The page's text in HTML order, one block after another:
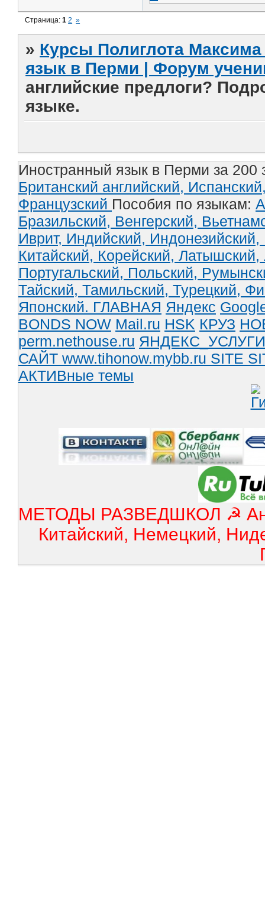
Страница:1 2 »
» Курсы Полиглота
язык в Перми | Форум
английские предлоги?
языке.
Иностранный язык в Перми за 200
Британский английский,
Французский Пособия по языкам:
Бразильский, Венгерский,
Иврит, Индийский, Индонезийский,
Китайский, Корейский, Латышский,
Португальский, Польский,
Тайский, Тамильский, Турецкий,
Японский. ГЛАВНАЯ Яндекс
BONDS NOW Mail.ru HSK КРУЗ
perm.nethouse.ru ЯНДЕКС_УСЛУГИ
САЙТ www.tihonow.mybb.ru SITE
АКТИВные темы
МЕТОДЫ РАЗВЕДШКОЛ ☭
Китайский, Немецкий,